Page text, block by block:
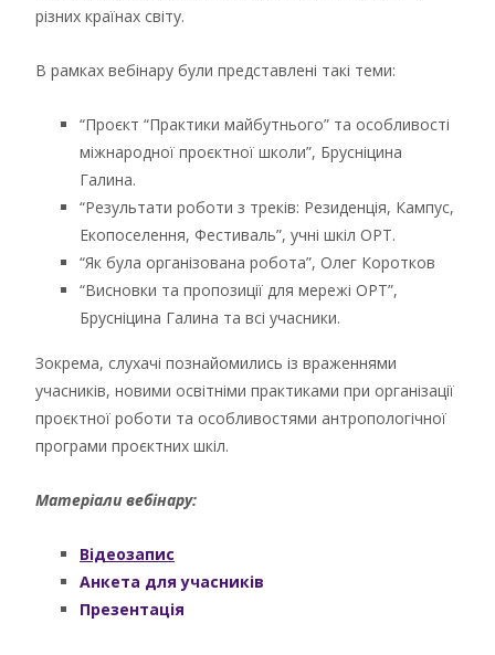
різних країнах світу.
В рамках вебінару були представлені такі теми:
“Проєкт “Практики майбутнього” та особливості
міжнародної проєктної школи”, Брусніцина
Галина.
“Результати роботи з треків: Резиденція, Кампус,
Екопоселення, Фестиваль”, учні шкіл ОРТ.
“Як була організована робота”, Олег Коротков
“Висновки та пропозиції для мережі ОРТ”,
Брусніцина Галина та всі учасники.
Зокрема, слухачі познайомились із враженнями
учасників, новими освітніми практиками при організації
проєктної роботи та особливостями антропологічної
програми проєктних шкіл.
Матеріали вебінару:
Відеозапис
Анкета для учасників
Презентація